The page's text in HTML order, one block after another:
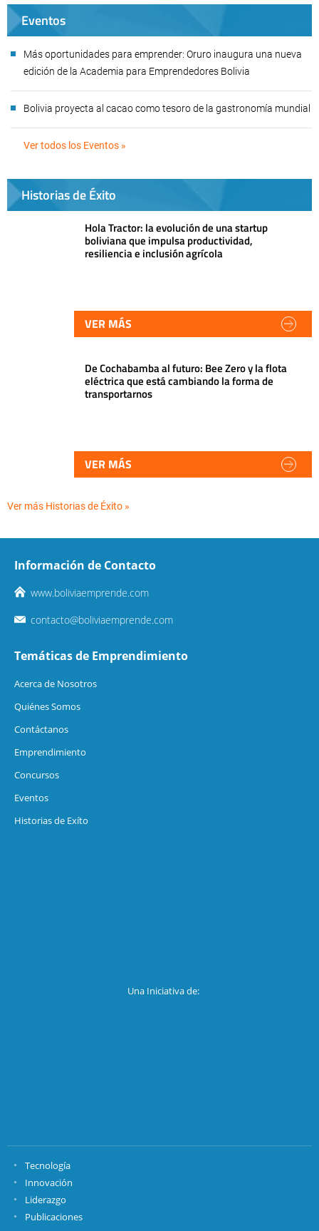
Eventos
Más oportunidades para emprender: Oruro inaugura una nueva
edición de la Academia para Emprendedores Bolivia
Bolivia proyecta al cacao como tesoro de la gastronomía mundial
Ver todos los Eventos »
Historias de Éxito
Hola Tractor: la evolución de una startup
boliviana que impulsa productividad,
resiliencia e inclusión agrícola
VER MÁS
De Cochabamba al futuro: Bee Zero y la flota
eléctrica que está cambiando la forma de
transportarnos
VER MÁS
Ver más Historias de Éxito »
Información de Contacto
www.boliviaemprende.com
contacto@boliviaemprende.com
Temáticas de Emprendimiento
Acerca de Nosotros
Quiénes Somos
Contáctanos
Emprendimiento
Concursos
Eventos
Historias de Exíto
Una Iniciativa de:
Tecnología
Innovación
Liderazgo
Publicaciones